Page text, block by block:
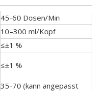
45-60 Dosen/Min
10–300 ml/Kopf
≤±1 %
≤±1 %
35-70 (kann angepasst